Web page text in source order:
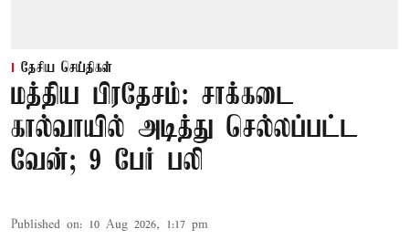
தேசிய செய்திகள்
மத்திய பிரதேசம்: சாக்கடை
கால்வாயில் அடித்து செல்லப்பட்ட
வேன்; 9 பேர் பலி
Published on: 10 Aug 2026, 1:17 pm